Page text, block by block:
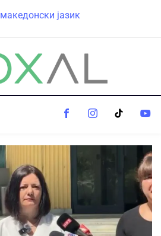
македонски јазик